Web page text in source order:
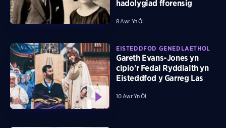
hadolygiad fforensig
8 Awr Yn Ôl
EISTEDDFOD GENEDLAETHOL
Gareth Evans-Jones yn
cipio'r Fedal Ryddiaith yn
Eisteddfod y Garreg Las
10 Awr Yn Ôl